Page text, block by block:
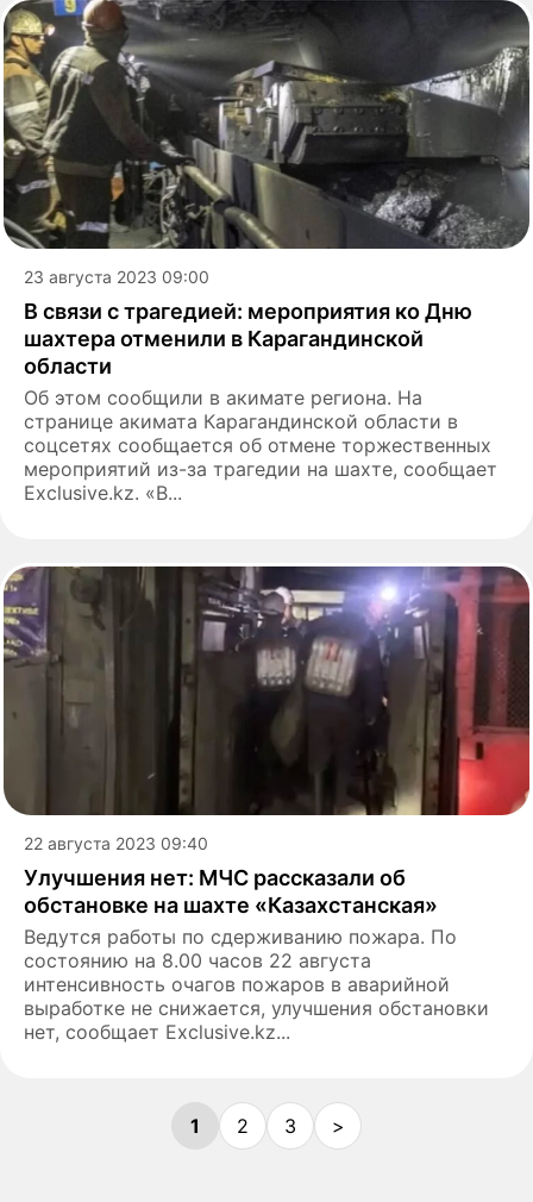
23 августа 2023 09:00
В связи с трагедией: мероприятия ко Дню
шахтера отменили в Карагандинской
области
Об этом сообщили в акимате региона. На
странице акимата Карагандинской области в
соцсетях сообщается об отмене торжественных
мероприятий из-за трагедии на шахте, сообщает
Exclusive.kz. «В...
22 августа 2023 09:40
Улучшения нет: МЧС рассказали об
обстановке на шахте «Казахстанская»
Ведутся работы по сдерживанию пожара. По
состоянию на 8.00 часов 22 августа
интенсивность очагов пожаров в аварийной
выработке не снижается, улучшения обстановки
нет, сообщает Exclusive.kz...
1 2 3 >